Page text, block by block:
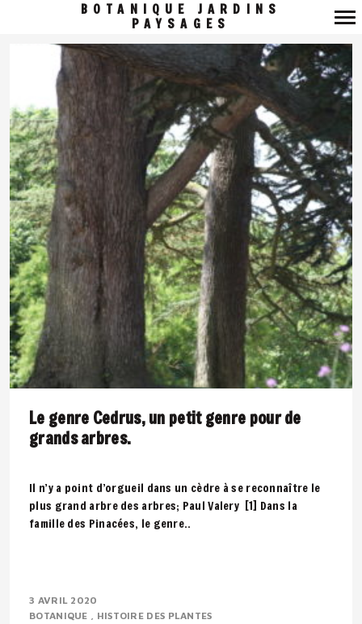
Navigation
principale
BOTANIQUE JARDINS
PAYSAGES
Le genre Cedrus, un petit genre pour de
grands arbres.
Il n’y a point d’orgueil dans un cèdre à se reconnaître le
plus grand arbre des arbres; Paul Valery [1] Dans la
famille des Pinacées, le genre..
3 AVRIL 2020
BOTANIQUE
HISTOIRE DES PLANTES